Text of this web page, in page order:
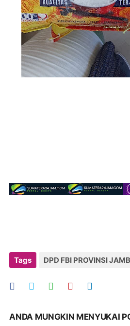
Tags DPD FBI PROVINSI
ANDA MUNGKIN MENYUKAI